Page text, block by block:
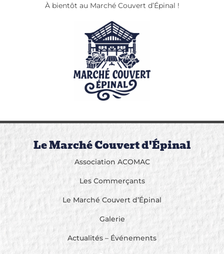
À bientôt au Marché Couvert d’Épinal !
Le Marché Couvert d'Épinal
Association ACOMAC
Les Commerçants
Le Marché Couvert d’Épinal
Galerie
Actualités – Événements